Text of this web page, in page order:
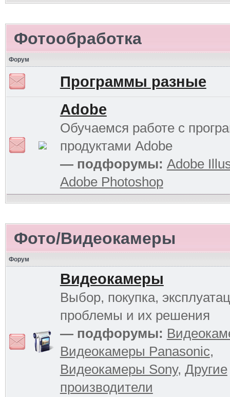
Фотообработка
Форум
Программы разные
Adobe
Обучаемся работе с
продуктами Adobe
— подфорумы: Adobe
Adobe Photoshop
Фото/Видеокамеры
Форум
Видеокамеры
Выбор, покупка,
проблемы и их решения
— подфорумы:
Видеокамеры Panasonic,
Видеокамеры Sony, Другие
производители